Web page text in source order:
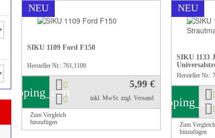
NEU
SIKU 1109 Ford F150
Hersteller Nr.: 761,1109
5,99 €
inkl. MwSt. zzgl. Versand
shopping_cart
Zum Vergleich
hinzufügen
NEU
SIKU 1133
Hersteller Nr.:
Zum Vergleich
hinzufügen